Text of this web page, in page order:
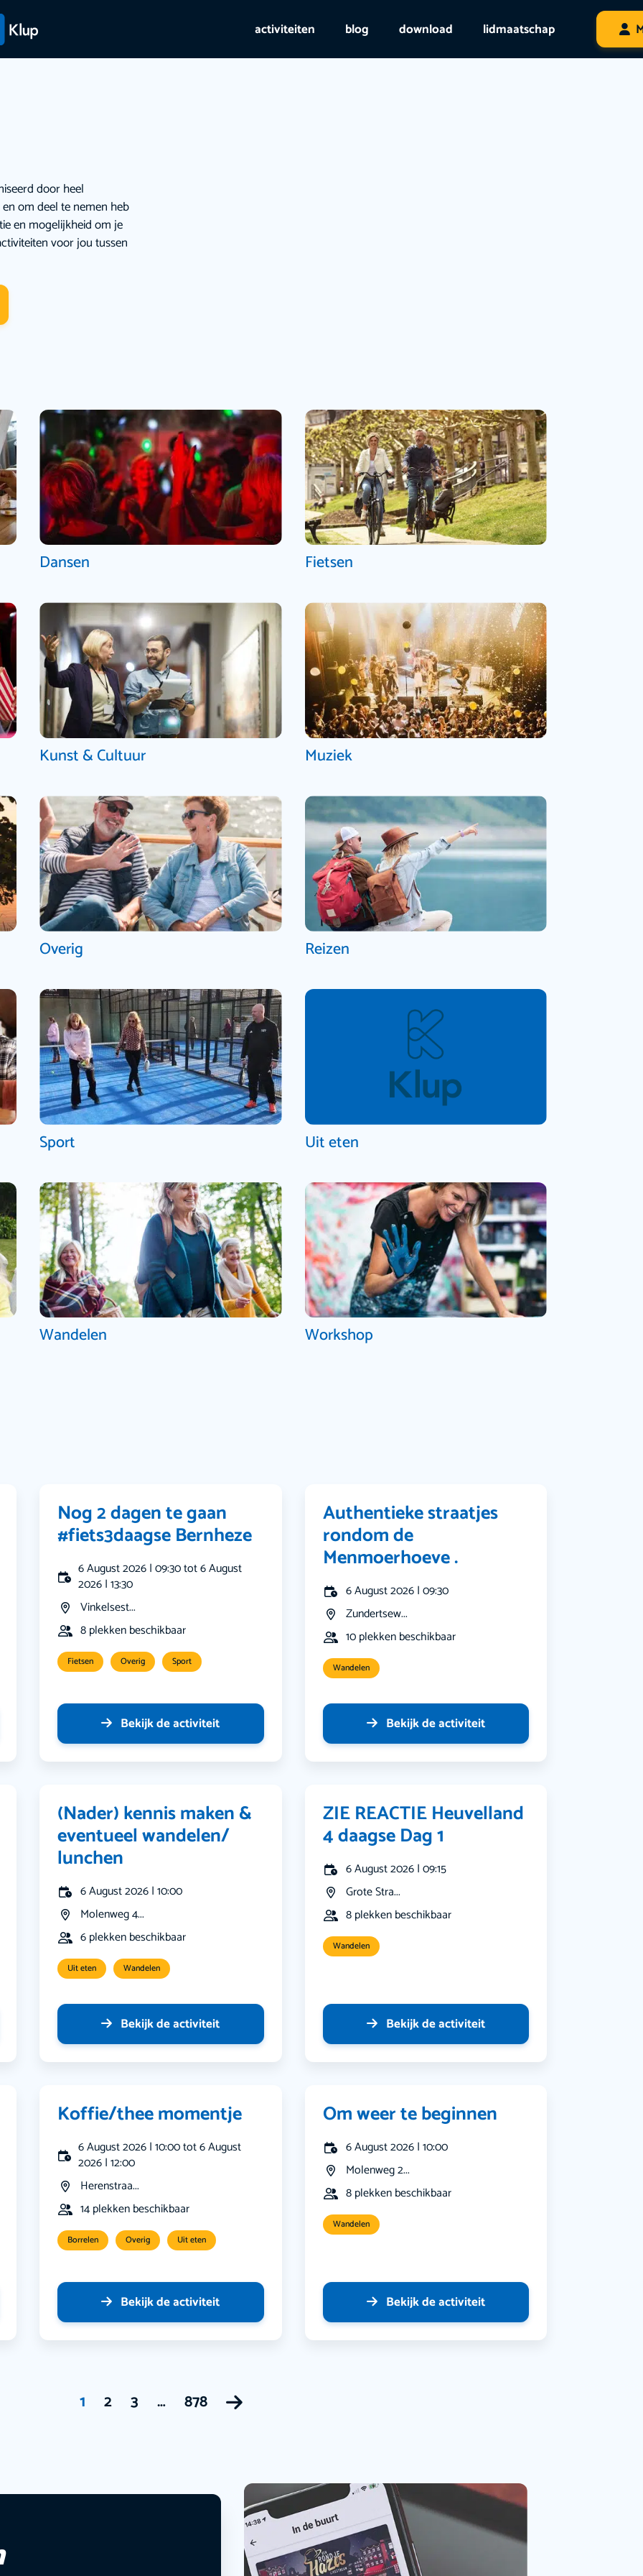
activiteiten blog download lidmaatschap
door heel
om deel te nemen heb
en mogelijkheid om je
voor jou tussen
Dansen Fietsen
Kunst & Cultuur Muziek
Overig Reizen
Sport Uit eten
Wandelen Workshop
Nog 2 dagen te gaan
#fiets3daagse Bernheze
6 August 2026 | 09:30 tot 6 August
2026 | 13:30
Vinkelsest...
8 plekken beschikbaar
Fietsen Overig Sport
Bekijk de activiteit
Authentieke straatjes
rondom de
Menmoerhoeve .
6 August 2026 | 09:30
Zundertsew...
10 plekken beschikbaar
Wandelen
Bekijk de activiteit
(Nader) kennis maken &
eventueel wandelen/
lunchen
6 August 2026 | 10:00
Molenweg 4...
6 plekken beschikbaar
Uit eten Wandelen
Bekijk de activiteit
ZIE REACTIE Heuvelland
4 daagse Dag 1
6 August 2026 | 09:15
Grote Stra...
8 plekken beschikbaar
Wandelen
Bekijk de activiteit
Koffie/thee momentje
6 August 2026 | 10:00 tot 6 August
2026 | 12:00
Herenstraa...
14 plekken beschikbaar
Borrelen Overig Uit eten
Bekijk de activiteit
Om weer te beginnen
6 August 2026 | 10:00
Molenweg 2...
8 plekken beschikbaar
Wandelen
Bekijk de activiteit
1 2 3 … 878